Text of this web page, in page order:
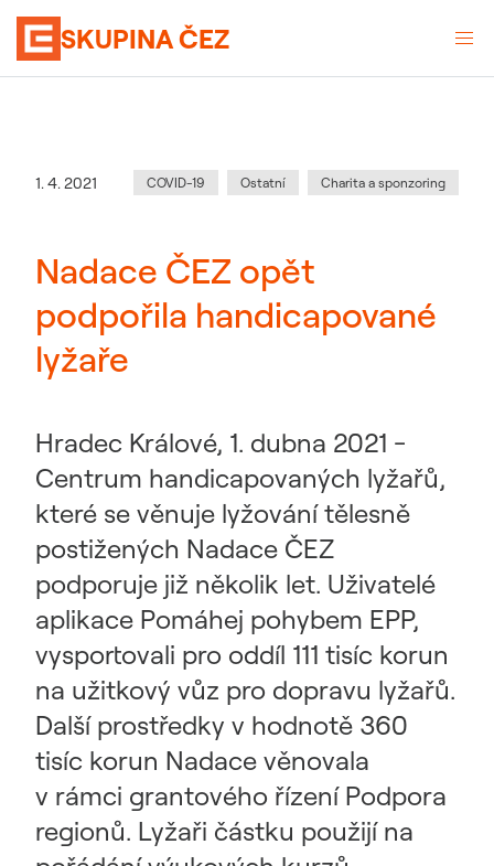
SKUPINA ČEZ
Datum zveřejnění
1. 4. 2021 Kategorie
COVID-19 Ostatní Charita a sponzoring
Nadace ČEZ opět
podpořila handicapované
lyžaře
Hradec Králové, 1. dubna 2021 -
Centrum handicapovaných lyžařů,
které se věnuje lyžování tělesně
postižených Nadace ČEZ
podporuje již několik let. Uživatelé
aplikace Pomáhej pohybem EPP,
vysportovali pro oddíl 111 tisíc korun
na užitkový vůz pro dopravu lyžařů.
Další prostředky v hodnotě 360
tisíc korun Nadace věnovala
v rámci grantového řízení Podpora
regionů. Lyžaři částku použijí na